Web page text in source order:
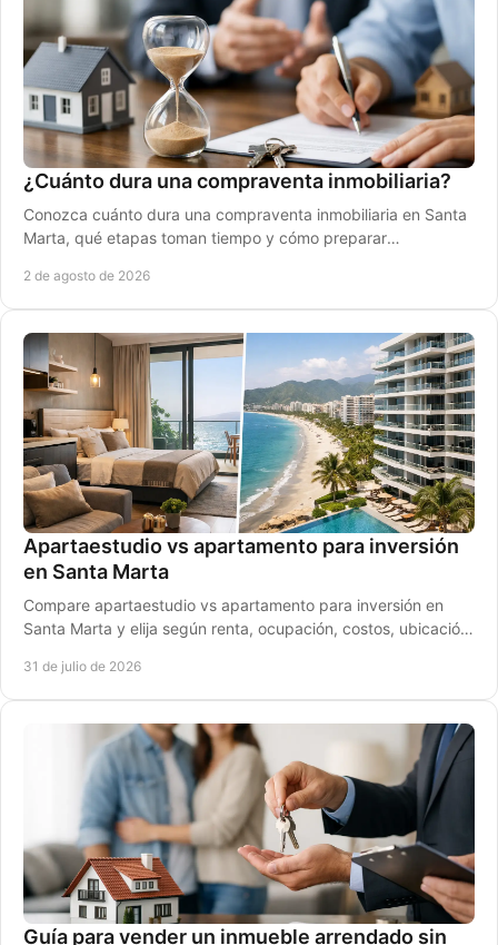
¿Cuánto dura una compraventa inmobiliaria?
Conozca cuánto dura una compraventa inmobiliaria en Santa
Marta, qué etapas toman tiempo y cómo preparar
2 de agosto de 2026
Apartaestudio vs apartamento para inversión
en Santa Marta
Compare apartaestudio vs apartamento para inversión en
Santa Marta y elija según renta, ocupación, costos, ubicación
31 de julio de 2026
Guía para vender un inmueble arrendado sin